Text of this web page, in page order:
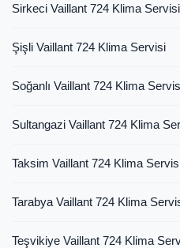
Sirkeci Vaillant 724 Klima Servisi
Şişli Vaillant 724 Klima Servisi
Soğanlı Vaillant 724 Klima
Sultangazi Vaillant 724 Klima
Taksim Vaillant 724 Klima
Tarabya Vaillant 724 Klima
Teşvikiye Vaillant 724 Klima